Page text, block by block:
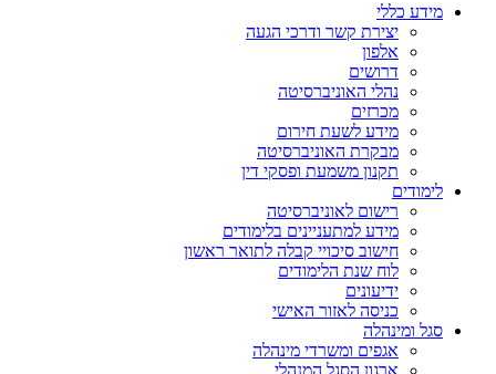
מידע כללי
יצירת קשר ודרכי הגעה
אלפון
דרושים
נהלי האוניברסיטה
מכרזים
מידע לשעת חירום
מבקרת האוניברסיטה
תקנון משמעת ופסקי דין
לימודים
רישום לאוניברסיטה
מידע למתעניינים בלימודים
חישוב סיכויי קבלה לתואר ראשון
לוח שנת הלימודים
ידיעונים
כניסה לאזור האישי
סגל ומינהלה
אגפים ומשרדי מינהלה
ארגון הסגל המנהלי